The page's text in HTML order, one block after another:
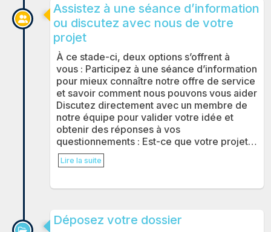
Assistez à une séance d’information
ou discutez avec nous de votre
projet
À ce stade-ci, deux options s’offrent à
vous : Participez à une séance d’information
pour mieux connaître notre offre de service
et savoir comment nous pouvons vous aider
Discutez directement avec un membre de
notre équipe pour valider votre idée et
obtenir des réponses à vos
questionnements : Est-ce que votre projet…
Lire la suite
Déposez votre dossier